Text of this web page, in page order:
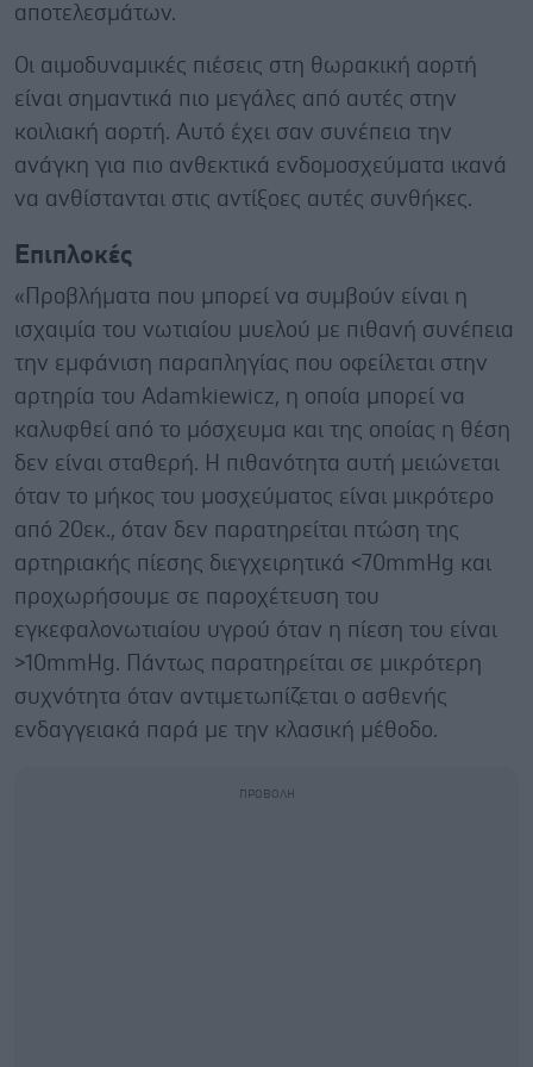
αποτελεσμάτων.
Οι αιμοδυναμικές πιέσεις στη θωρακική αορτή
είναι σημαντικά πιο μεγάλες από αυτές στην
κοιλιακή αορτή. Αυτό έχει σαν συνέπεια την
ανάγκη για πιο ανθεκτικά ενδομοσχεύματα ικανά
να ανθίστανται στις αντίξοες αυτές συνθήκες.
Επιπλοκές
«Προβλήματα που μπορεί να συμβούν είναι η
ισχαιμία του νωτιαίου μυελού με πιθανή συνέπεια
την εμφάνιση παραπληγίας που οφείλεται στην
αρτηρία του Adamkiewicz, η οποία μπορεί να
καλυφθεί από το μόσχευμα και της οποίας η θέση
δεν είναι σταθερή. Η πιθανότητα αυτή μειώνεται
όταν το μήκος του μοσχεύματος είναι μικρότερο
από 20εκ., όταν δεν παρατηρείται πτώση της
αρτηριακής πίεσης διεγχειρητικά <70mmHg και
προχωρήσουμε σε παροχέτευση του
εγκεφαλονωτιαίου υγρού όταν η πίεση του είναι
>10mmHg. Πάντως παρατηρείται σε μικρότερη
συχνότητα όταν αντιμετωπίζεται ο ασθενής
ενδαγγειακά παρά με την κλασική μέθοδο.